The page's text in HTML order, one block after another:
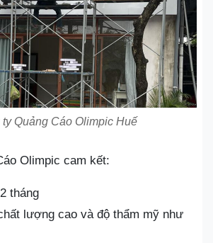
ty Quảng Cáo Olimpic Huế
Olimpic cam kết:
tháng
lượng cao và độ thẩm mỹ như